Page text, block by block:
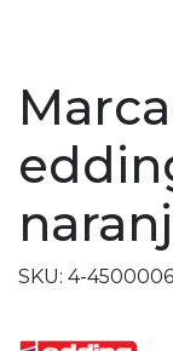
SKU: 4-4500006